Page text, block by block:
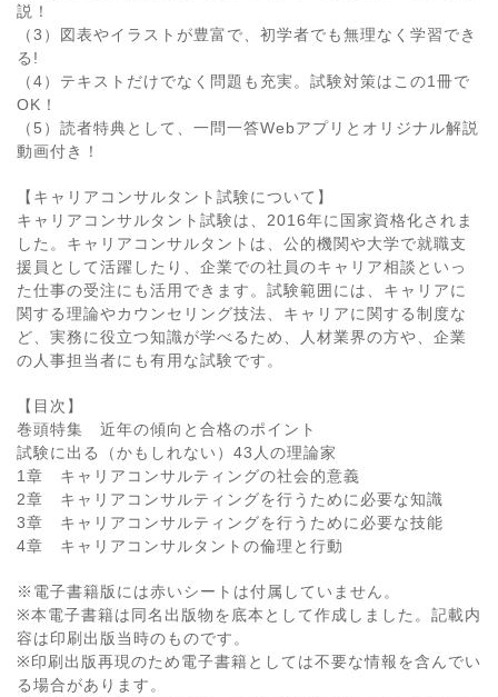
説！
（3）図表やイラストが豊富で、初学者でも無理なく学習でき
る!
（4）テキストだけでなく問題も充実。試験対策はこの1冊で
OK！
（5）読者特典として、一問一答Webアプリとオリジナル解説
動画付き！
【キャリアコンサルタント試験について】
キャリアコンサルタント試験は、2016年に国家資格化されま
した。キャリアコンサルタントは、公的機関や大学で就職支
援員として活躍したり、企業での社員のキャリア相談といっ
た仕事の受注にも活用できます。試験範囲には、キャリアに
関する理論やカウンセリング技法、キャリアに関する制度な
ど、実務に役立つ知識が学べるため、人材業界の方や、企業
の人事担当者にも有用な試験です。
【目次】
巻頭特集 近年の傾向と合格のポイント
試験に出る（かもしれない）43人の理論家
1章 キャリアコンサルティングの社会的意義
2章 キャリアコンサルティングを行うために必要な知識
3章 キャリアコンサルティングを行うために必要な技能
4章 キャリアコンサルタントの倫理と行動
※電子書籍版には赤いシートは付属していません。
※本電子書籍は同名出版物を底本として作成しました。記載内
容は印刷出版当時のものです。
※印刷出版再現のため電子書籍としては不要な情報を含んでい
る場合があります。